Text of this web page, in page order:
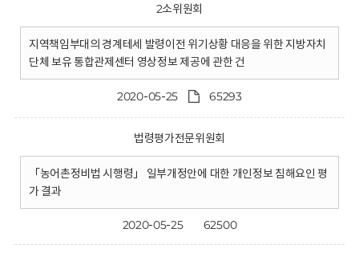
2소위원회
지역책임부대의 경계테세 발령이전 위기상황 대응을 위한 지방자치
단체 보유 통합관제센터 영상정보 제공에 관한 건
2020-05-25 65293
법령평가전문위원회
「농어촌정비법 시행령」 일부개정안에 대한 개인정보 침해요인 평
가 결과
2020-05-25 62500